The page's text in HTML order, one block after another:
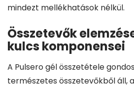
mindezt mellékhatások nélkül.
Összetevők
kulcs komponensei
A Pulsero gél összetétele
természetes összetevőkből áll,